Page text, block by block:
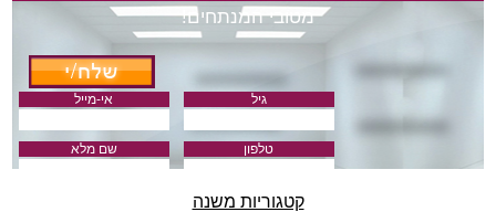
מטובי המנתחים!
אי-מייל גיל
שם מלא טלפון
קטגוריות משנה